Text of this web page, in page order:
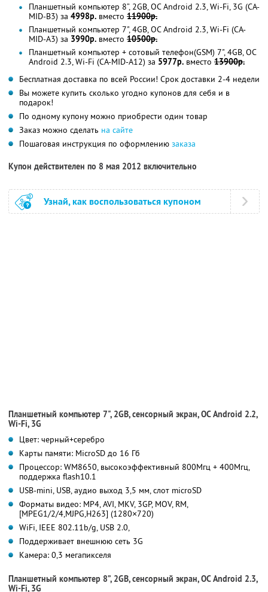
Планшетный компьютер 8”, 2GB, ОС Android 2.3, Wi-Fi, 3G (CA-
MID-B3) за 4998р. вместо 11900р.
Планшетный компьютер 7", 4GB, ОС Android 2.3, Wi-Fi (CA-
MID-A3) за 3990р. вместо 10500р.
Планшетный компьютер + сотовый телефон(GSM) 7", 4GB, OC
Android 2.3, Wi-Fi (CA-MID-A12) за 5977р. вместо 13900р.
Бесплатная доставка по всей России! Срок доставки 2-4 недели
Вы можете купить сколько угодно купонов для себя и в
подарок!
По одному купону можно приобрести один товар
Заказ можно сделать на сайте
Пошаговая инструкция по оформлению заказа
Купон действителен по 8 мая 2012 включительно
Узнай, как воспользоваться купоном
Планшетный компьютер 7", 2GB, сенсорный экран, ОС Android 2.2,
Wi-Fi, 3G
Цвет: черный+серебро
Карты памяти: MicroSD до 16 Гб
Процессор: WM8650, высокоэффективный 800Мгц + 400Мгц,
поддержка flash10.1
USB-mini, USB, аудио выход 3,5 мм, слот microSD
Форматы видео: MP4, AVI, MKV, 3GP, MOV, RM,
[MPEG1/2/4,MJPG,H263] (1280×720)
WiFi, IEEE 802.11b/g, USB 2.0,
Поддерживает внешнюю сеть 3G
Камера: 0,3 мегапикселя
Планшетный компьютер 8”, 2GB, сенсорный экран, ОС Android 2.3,
Wi-Fi, 3G